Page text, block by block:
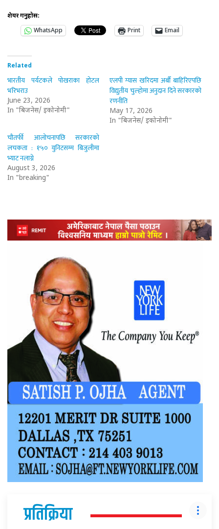
शेयर गर्नुहोस:
WhatsApp
Print Email
Related
भारतीय पर्यटकले पोखराका होटल
भरिभराउ
June 23, 2026
In "बिजनेस/ इकोनोमी"
एलपी ग्यास खरिदमा अर्बौं बाहिरिएपछि
विद्युतीय चुल्होमा अनुदान दिने सरकारको
रणनीति
May 17, 2026
In "बिजनेस/ इकोनोमी"
चौतर्फी आलोचनापछि सरकारको
लचकता : १५० युनिटसम्म बिजुलीमा
भ्याट नलाग्ने
August 3, 2026
In "breaking"
प्रतिक्रिया